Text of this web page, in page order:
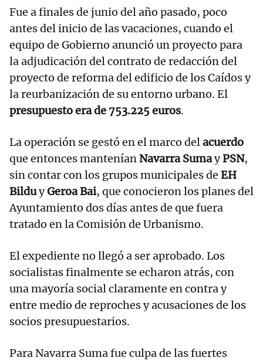
Fue a finales de junio del año pasado, poco
antes del inicio de las vacaciones, cuando el
equipo de Gobierno anunció un proyecto para
la adjudicación del contrato de redacción del
proyecto de reforma del edificio de los Caídos y
la reurbanización de su entorno urbano. El
presupuesto era de 753.225 euros.
La operación se gestó en el marco delacuerdo
que entonces mantenían Navarra SumayPSN,
sin contar con los grupos municipales de EH
BilduyGeroa Bai, que conocieron los planes del
Ayuntamiento dos días antes de que fuera
tratado en la Comisión de Urbanismo.
El expediente no llegó a ser aprobado. Los
socialistas finalmente se echaron atrás, con
una mayoría social claramente en contra y
entre medio de reproches y acusaciones de los
socios presupuestarios.
Para Navarra Suma fue culpa de las fuertes